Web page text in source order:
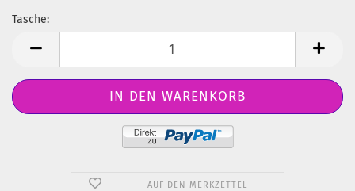
Tasche:
AUF DEN MERKZETTEL